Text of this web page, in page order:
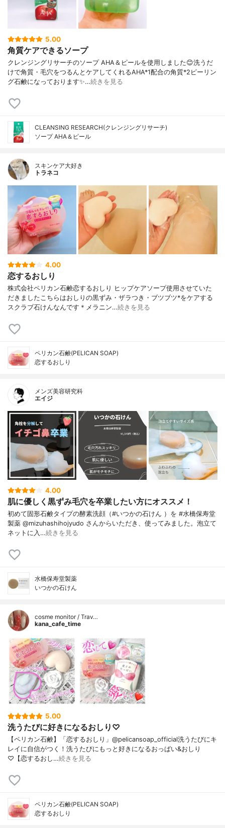
5.00
角質ケアできるソープ
クレンジングリサーチのソープ AHA＆ピールを使用しました😊洗うだ
けで角質・毛穴をつるんとケアしてくれるAHA*1配合の角質*2ピーリン
グ石鹸になっております✨…続きを見る
CLEANSING RESEARCH(クレンジングリサーチ)
ソープ AHA＆ピール
スキンケア大好き
トラネコ
4.00
恋するおしり
株式会社ペリカン石鹸恋するおしり ヒップケアソープ使用させていた
だきましたこちらはおしりの黒ずみ・ザラつき・ブツブツ*をケアする
スクラブ石けんなんです＊メラニン…続きを見る
ペリカン石鹸(PELICAN SOAP)
恋するおしり
メンズ美容研究科
エイジ
4.00
肌に優しく黒ずみ毛穴を卒業したい方にオススメ！
初めて固形石鹸タイプの酵素洗顔（#いつかの石けん ）を #水橋保寿堂
製薬 @mizuhashihojyudo さんからいただき、使ってみました。泡立て
ネットに入…続きを見る
水橋保寿堂製薬
いつかの石けん
cosme monitor / Trav…
kana_cafe_time
5.00
洗うたびに好きになるおしり♡
【ペリカン石鹸】「恋するおしり」@pelicansoap_official洗うたびにキ
レイに自信がつく！洗うたびにもっと好きになるおっぱい&おしり
♡【恋するおし…続きを見る
ペリカン石鹸(PELICAN SOAP)
恋するおしり